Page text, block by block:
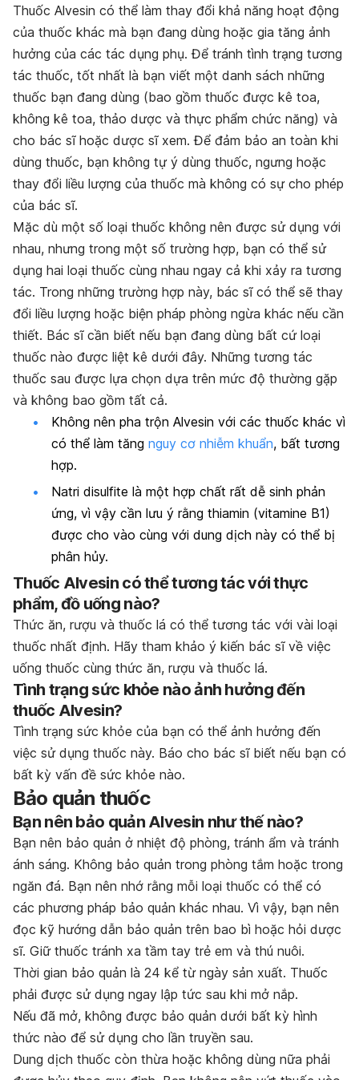
Thuốc Alvesin có thể làm thay đổi khả năng hoạt động
của thuốc khác mà bạn đang dùng hoặc gia tăng ảnh
hưởng của các tác dụng phụ. Để tránh tình trạng tương
tác thuốc, tốt nhất là bạn viết một danh sách những
thuốc bạn đang dùng (bao gồm thuốc được kê toa,
không kê toa, thảo dược và thực phẩm chức năng) và
cho bác sĩ hoặc dược sĩ xem. Để đảm bảo an toàn khi
dùng thuốc, bạn không tự ý dùng thuốc, ngưng hoặc
thay đổi liều lượng của thuốc mà không có sự cho phép
của bác sĩ.
Mặc dù một số loại thuốc không nên được sử dụng với
nhau, nhưng trong một số trường hợp, bạn có thể sử
dụng hai loại thuốc cùng nhau ngay cả khi xảy ra tương
tác. Trong những trường hợp này, bác sĩ có thể sẽ thay
đổi liều lượng hoặc biện pháp phòng ngừa khác nếu cần
thiết. Bác sĩ cần biết nếu bạn đang dùng bất cứ loại
thuốc nào được liệt kê dưới đây. Những tương tác
thuốc sau được lựa chọn dựa trên mức độ thường gặp
và không bao gồm tất cả.
Không nên pha trộn Alvesin với các thuốc khác vì
có thể làm tăng nguy cơ nhiễm khuẩn, bất tương
hợp.
Natri disulfite là một hợp chất rất dễ sinh phản
ứng, vì vậy cần lưu ý rằng thiamin (vitamine B1)
được cho vào cùng với dung dịch này có thể bị
phân hủy.
Thuốc Alvesin có thể tương tác với thực
phẩm, đồ uống nào?
Thức ăn, rượu và thuốc lá có thể tương tác với vài loại
thuốc nhất định. Hãy tham khảo ý kiến bác sĩ về việc
uống thuốc cùng thức ăn, rượu và thuốc lá.
Tình trạng sức khỏe nào ảnh hưởng đến
thuốc Alvesin?
Tình trạng sức khỏe của bạn có thể ảnh hưởng đến
việc sử dụng thuốc này. Báo cho bác sĩ biết nếu bạn có
bất kỳ vấn đề sức khỏe nào.
Bảo quản thuốc
Bạn nên bảo quản Alvesin như thế nào?
Bạn nên bảo quản ở nhiệt độ phòng, tránh ẩm và tránh
ánh sáng. Không bảo quản trong phòng tắm hoặc trong
ngăn đá. Bạn nên nhớ rằng mỗi loại thuốc có thể có
các phương pháp bảo quản khác nhau. Vì vậy, bạn nên
đọc kỹ hướng dẫn bảo quản trên bao bì hoặc hỏi dược
sĩ. Giữ thuốc tránh xa tầm tay trẻ em và thú nuôi.
Thời gian bảo quản là 24 kể từ ngày sản xuất. Thuốc
phải được sử dụng ngay lập tức sau khi mở nắp.
Nếu đã mở, không được bảo quản dưới bất kỳ hình
thức nào để sử dụng cho lần truyền sau.
Dung dịch thuốc còn thừa hoặc không dùng nữa phải